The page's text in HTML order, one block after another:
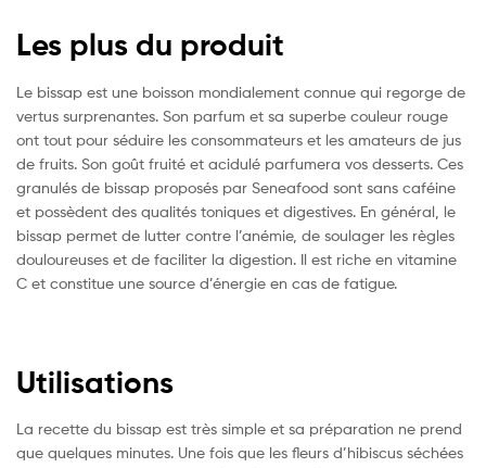
Les plus du produit
Le bissap est une boisson mondialement connue qui regorge de
vertus surprenantes. Son parfum et sa superbe couleur rouge
ont tout pour séduire les consommateurs et les amateurs de jus
de fruits. Son goût fruité et acidulé parfumera vos desserts. Ces
granulés de bissap proposés par Seneafood sont sans caféine
et possèdent des qualités toniques et digestives. En général, le
bissap permet de lutter contre l’anémie, de soulager les règles
douloureuses et de faciliter la digestion. Il est riche en vitamine
C et constitue une source d’énergie en cas de fatigue.
Utilisations
La recette du bissap est très simple et sa préparation ne prend
que quelques minutes. Une fois que les fleurs d’hibiscus séchées